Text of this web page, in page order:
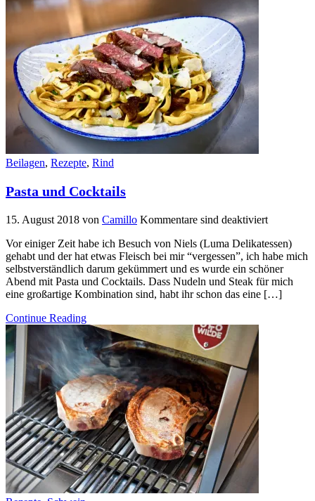
Beilagen, Rezepte, Rind
Pasta und Cocktails
15. August 2018 von Camillo Kommentare sind deaktiviert
Vor einiger Zeit habe ich Besuch von Niels (Luma Delikatessen)
gehabt und der hat etwas Fleisch bei mir “vergessen”, ich habe mich
selbstverständlich darum gekümmert und es wurde ein schöner
Abend mit Pasta und Cocktails. Dass Nudeln und Steak für mich
eine großartige Kombination sind, habt ihr schon das eine […]
Continue Reading